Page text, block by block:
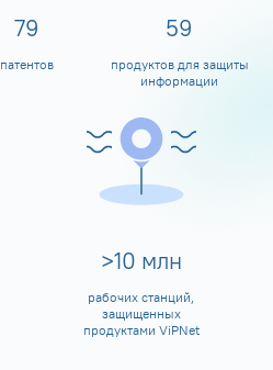
80
патентов
60
продуктов для защиты
информации
>10 млн
рабочих станций,
защищенных
продуктами ViPNet